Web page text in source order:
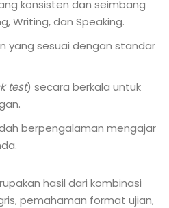
konsisten dan seimbang
Writing, dan Speaking.
yang sesuai dengan standar
test) secara berkala untuk
berpengalaman mengajar
hasil dari kombinasi
pemahaman format ujian,